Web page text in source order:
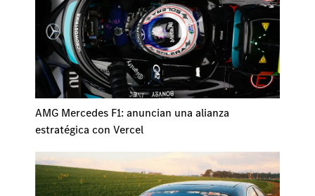
AMG Mercedes F1: anuncian una alianza
estratégica con Vercel